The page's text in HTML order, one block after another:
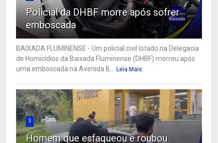
Policial da DHBF morre após sofrer
emboscada
BAIXADA FLUMINENSE - Um policial civil lotado na Delegacia
de Homicídios da Baixada Fluminense (DHBF) morreu após
uma emboscada na Avenida B...
Leia Mais
3
Homem que esfaqueou e roubou